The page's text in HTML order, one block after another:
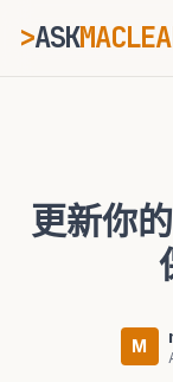
>ASK
⌘K
更新你
M